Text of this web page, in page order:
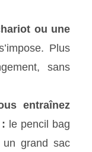
ou une
Plus
sans
entraînez
le pencil bag
un grand sac